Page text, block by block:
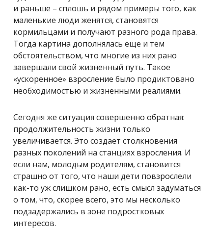
и раньше – сплошь и рядом примеры того, как
маленькие люди женятся, становятся
кормильцами и получают разного рода права.
Тогда картина дополнялась еще и тем
обстоятельством, что многие из них рано
завершали свой жизненный путь. Такое
«ускоренное» взросление было продиктовано
необходимостью и жизненными реалиями.
Сегодня же ситуация совершенно обратная:
продолжительность жизни только
увеличивается. Это создает столкновения
разных поколений на станциях взросления. И
если нам, молодым родителям, становится
страшно от того, что наши дети повзрослели
как-то уж слишком рано, есть смысл задуматься
о том, что, скорее всего, это мы несколько
подзадержались в зоне подростковых
интересов.